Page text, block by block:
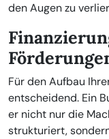
den Augen zu
Für den Aufbau
entscheidend. Ein
er nicht nur die
strukturiert,